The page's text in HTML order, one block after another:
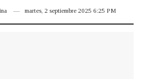
martes, 2 septiembre 2025 6:25 PM